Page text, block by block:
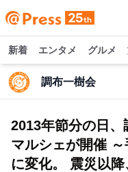
新着 エンタメ グルメ
調布一樹会
2013年節分の日
マルシェが開催
に変化。 震災以降